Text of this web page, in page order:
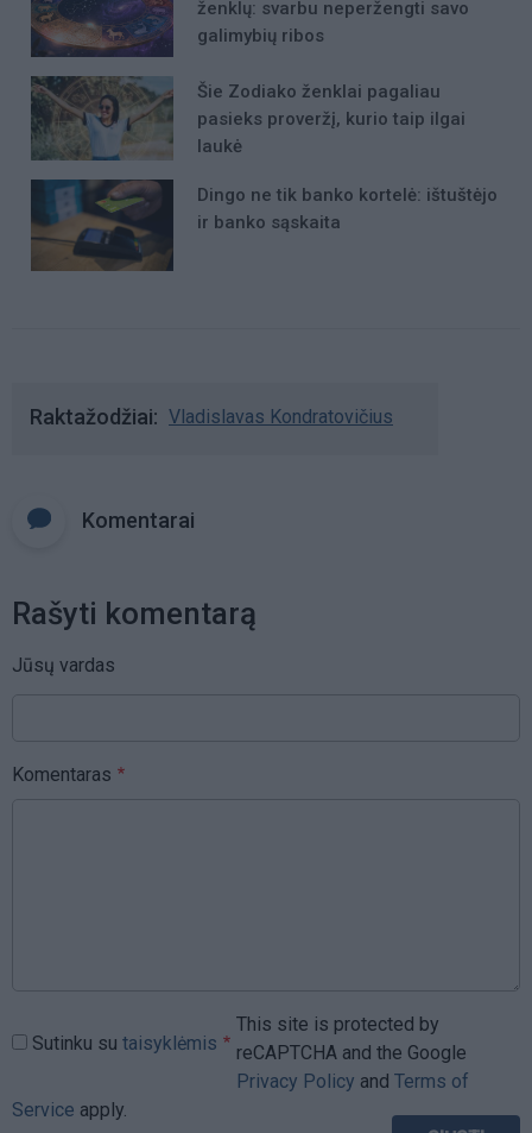
ženklų: svarbu neperžengti savo
galimybių ribos
Šie Zodiako ženklai pagaliau
pasieks proveržį, kurio taip ilgai
laukė
Dingo ne tik banko kortelė: ištuštėjo
ir banko sąskaita
Raktažodžiai Vladislavas Kondratovičius
Komentarai
Rašyti komentarą
Jūsų vardas
Komentaras
Sutinku su taisyklėmis
This site is protected by
reCAPTCHA and the Google
Privacy Policy and Terms of
Service apply.